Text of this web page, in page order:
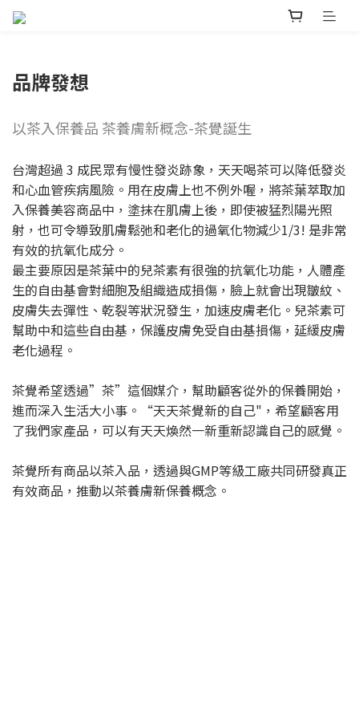
品牌發想
以茶入保養品 茶養膚新概念-茶覺誕生
台灣超過 3 成民眾有慢性發炎跡象，天天喝茶可以降低發炎
和心血管疾病風險。用在皮膚上也不例外喔，將茶葉萃取加
入保養美容商品中，塗抹在肌膚上後，即使被猛烈陽光照
射，也可令導致肌膚鬆弛和老化的過氧化物減少1/3! 是非常
有效的抗氧化成分。
最主要原因是茶葉中的兒茶素有很強的抗氧化功能，人體產
生的自由基會對細胞及組織造成損傷，臉上就會出現皺紋、
皮膚失去彈性、乾裂等狀況發生，加速皮膚老化。兒茶素可
幫助中和這些自由基，保護皮膚免受自由基損傷，延緩皮膚
老化過程。
茶覺希望透過”茶”這個媒介，幫助顧客從外的保養開始，
進而深入生活大小事。“天天茶覺新的自己"，希望顧客用
了我們家產品，可以有天天煥然一新重新認識自己的感覺。
茶覺所有商品以茶入品，透過與GMP等級工廠共同研發真正
有效商品，推動以茶養膚新保養概念。